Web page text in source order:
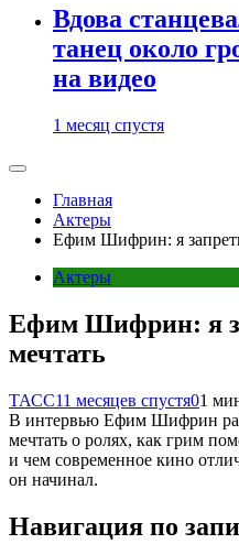
Вдова
танец около
на видео
1 месяц спустя
Главная
Актеры
Ефим Шифрин: я
Актеры
Ефим Шифрин: я
мечтать
ТАСС11 месяцев спустя01
В интервью Ефим Шифрин
мечтать о ролях, как грим
и чем современное кино
он начинал.
Навигация по